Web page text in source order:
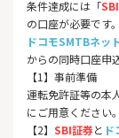
条件達成には「
の口座が必要です。
ドコモSMTBネッ
からの同時口座申
【1】事前準備
運転免許証等の本
にご用意ください。
【2】 SBI証券と